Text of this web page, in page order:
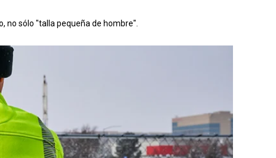
no sólo "talla pequeña de hombre".